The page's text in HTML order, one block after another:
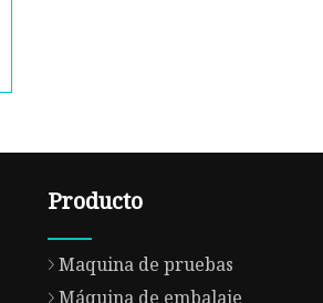
Producto
Maquina de pruebas
Máquina de embalaje